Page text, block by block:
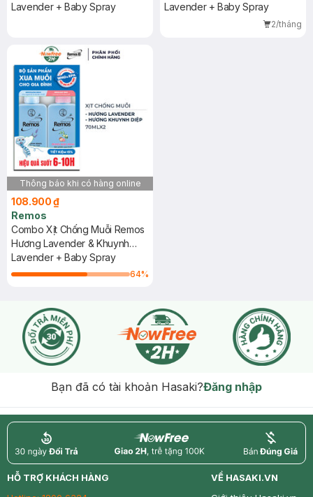
Lavender & Khuynh Diệp
Lavender + Baby Spray
Diệp 70mlx2
Lavender + Baby Spray
2/tháng
Thông báo khi có hàng online
108.900 ₫
Remos
Combo Xịt Chống Muỗi Remos
Hương Lavender & Khuynh
Diệp 70mlx2 (Có Hộp)
Lavender + Baby Spray
64%
Bạn đã có tài khoản Hasaki?Đăng nhập
return nowfree price
HỖ TRỢ KHÁCH HÀNG
VỀ HASAKI.VN